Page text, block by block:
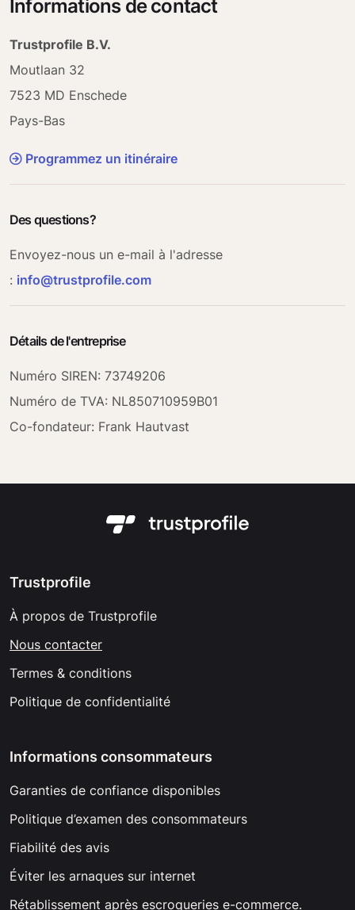
Informations de contact
Trustprofile B.V.
Moutlaan 32
7523 MD Enschede
Pays-Bas
Programmez un itinéraire
Des questions?
Envoyez-nous un e-mail à l'adresse
: info@trustprofile.com
Détails de l'entreprise
Numéro SIREN: 73749206
Numéro de TVA: NL850710959B01
Co-fondateur: Frank Hautvast
Trustprofile
À propos de Trustprofile
Nous contacter
Termes & conditions
Politique de confidentialité
Informations consommateurs
Garanties de confiance disponibles
Politique d’examen des consommateurs
Fiabilité des avis
Éviter les arnaques sur internet
Rétablissement après escroqueries e-commerce.